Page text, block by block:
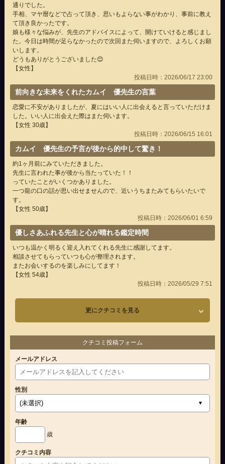
通りでした。
手相、マヤ暦などで占って頂き、思いもよらない事がわかり、事前に教え
て頂き良かったです。
娘も様々な悩みが、先生のアドバイスによって、開けていけると感じまし
た。今日は時間が足らなかったので次回また伺いますので、よろしくお願
いします。
どうもありがとうございました😊
【女性】
投稿日時：2026/06/17 23:00
前向きな未来をくれたカムイ 優先生の言葉
恋愛に不安がありましたが、夏にはいい人に出会えると言っていただけま
した。いい人に出会えた際はまた伺います。
【女性 30歳】
投稿日時：2026/06/15 16:01
カムイ 優先生の予言が後から的中して驚き！
約1ヶ月前にみていただきました。
先生に言われた事が後から当たっていた！！
っていたことがいくつかありました。
一つ龍の口の話が思い出せませんので、近いうちまたみてもらいたいで
す。
【女性 50歳】
投稿日時：2026/06/01 6:59
優しさあふれる先生と心が晴れる鑑定時間
いつも温かく明るく迎え入れてくれる先生に感謝してます。
相談させてもらっていつも心が整理されます。
またお会いするのを楽しみにしてます！
【女性 54歳】
投稿日時：2026/05/29 7:51
更にクチコミを見る
クチコミ投稿フォーム
メールアドレス
性別
年齢
歳
クチコミ内容